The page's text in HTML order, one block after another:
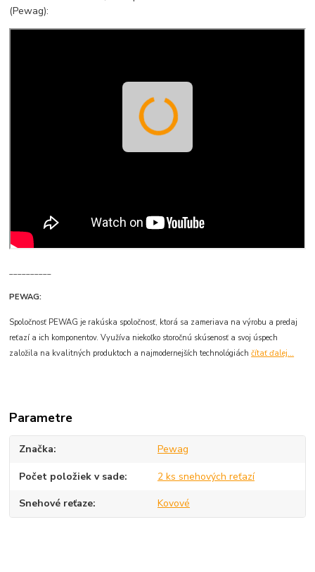
(Pewag):
PEWAG:
Spoločnosť PEWAG je rakúska spoločnosť, ktorá sa zameriava na výrobu a predaj
reťazí a ich komponentov. Využíva niekoľko storočnú skúsenosť a svoj úspech
založila na kvalitných produktoch a najmodernejších technológiáchčítať ďalej...
Parametre
Značka Pewag
Počet položiek v sade 2 ks snehových reťazí
Snehové reťaze Kovové